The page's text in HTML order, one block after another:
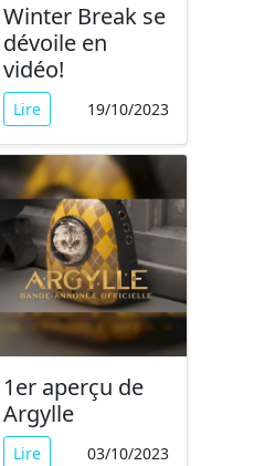
Winter Break se
dévoile en
vidéo!
Lire 19/10/2023
1er aperçu de
Argylle
Lire 03/10/2023